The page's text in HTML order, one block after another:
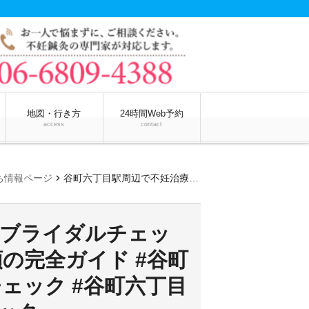
地図・行き方
access
24時間Web予約
contact
情報ページ chevron_right 谷町六丁目駅周辺で不妊治療とブライダルチェックを受けたい方へ！安心と信頼の完全ガイド #谷町六丁目駅不妊治療ブライダルチェック #谷町六丁目駅 #不妊治療 #ブライダルチェック
ライダルチェッ
完全ガイド #谷町
ック #谷町六丁目